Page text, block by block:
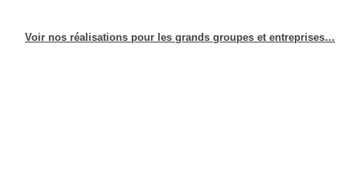
Voir nos réalisations pour les grands groupes et entreprises…